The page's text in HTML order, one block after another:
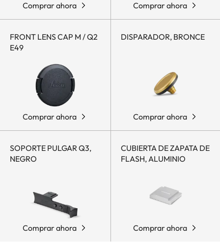
Comprar ahora Comprar ahora
FRONT LENS CAP M / Q2
E49
Comprar ahora
DISPARADOR, BRONCE
Comprar ahora
SOPORTE PULGAR Q3,
NEGRO
Comprar ahora
CUBIERTA DE ZAPATA DE
FLASH, ALUMINIO
Comprar ahora